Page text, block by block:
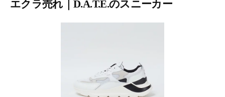
エクラ売れ｜D.A.T.E.のスニーカー